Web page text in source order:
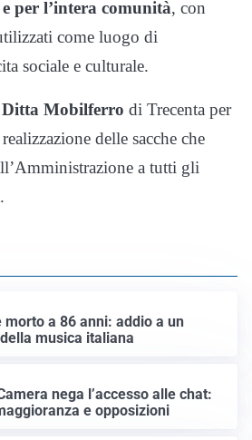
per l’intera comunità, con
come luogo di
sociale e culturale.
Ditta Mobilferro di Trecenta per
delle sacche che
a tutti gli
morto a 86 anni: addio a un
musica italiana
nega l’accesso alle chat:
e opposizioni